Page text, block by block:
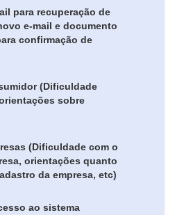
para recuperação de
e-mail e documento
confirmação de
(Dificuldade
sobre
(Dificuldade com o
orientações quanto
da empresa, etc)
ao sistema